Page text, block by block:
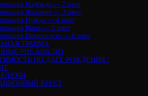
Надежда — 2 цвет
Желание — 3 цвет
Нужда — 4 цвет
Вина — 5 цвет
Невинность — 6 цвет
ТРАВМА
PHS АНАЛИЗ
ПО ДАТЕ РОЖДЕНИЯ /
КРЕСТ